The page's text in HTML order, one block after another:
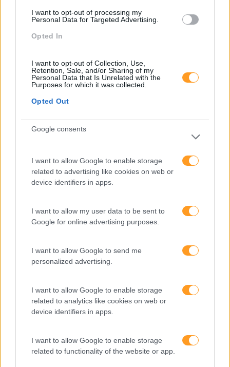
I want to opt-out of processing my
Personal Data for Targeted Advertising.
Opted In
I want to opt-out of Collection, Use,
Retention, Sale, and/or Sharing of my
Personal Data that Is Unrelated with the
Purposes for which it was collected.
Opted Out
Google consents
I want to allow Google to enable storage
related to advertising like cookies on web or
device identifiers in apps.
I want to allow my user data to be sent to
Google for online advertising purposes.
I want to allow Google to send me
personalized advertising.
I want to allow Google to enable storage
related to analytics like cookies on web or
device identifiers in apps.
I want to allow Google to enable storage
related to functionality of the website or app.
Formações ajustadas
ao seu negócio
MEDIDA
Provocamos e aceleramos processos de mudança com a
implementação e desenvolvimento de soluções